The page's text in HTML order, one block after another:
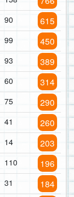
90 615
99 450
93 389
60 314
75 290
41 260
14 203
110 196
31 184